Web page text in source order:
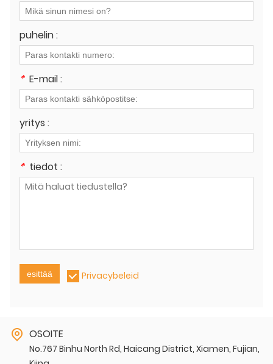
puhelin :
* E-mail :
yritys :
* tiedot :
esittää Privacybeleid
OSOITE
No.767 Binhu North Rd, Haicang District, Xiamen, Fujian,